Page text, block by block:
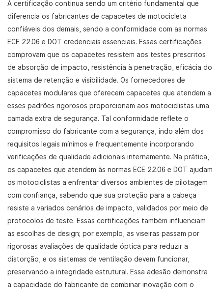
A certificação continua sendo um critério fundamental que
diferencia os fabricantes de capacetes de motocicleta
confiáveis ​​dos demais, sendo a conformidade com as normas
ECE 22.06 e DOT credenciais essenciais. Essas certificações
comprovam que os capacetes resistem aos testes prescritos
de absorção de impacto, resistência à penetração, eficácia do
sistema de retenção e visibilidade. Os fornecedores de
capacetes modulares que oferecem capacetes que atendem a
esses padrões rigorosos proporcionam aos motociclistas uma
camada extra de segurança. Tal conformidade reflete o
compromisso do fabricante com a segurança, indo além dos
requisitos legais mínimos e frequentemente incorporando
verificações de qualidade adicionais internamente. Na prática,
os capacetes que atendem às normas ECE 22.06 e DOT ajudam
os motociclistas a enfrentar diversos ambientes de pilotagem
com confiança, sabendo que sua proteção para a cabeça
resiste a variados cenários de impacto, validados por meio de
protocolos de teste. Essas certificações também influenciam
as escolhas de design; por exemplo, as viseiras passam por
rigorosas avaliações de qualidade óptica para reduzir a
distorção, e os sistemas de ventilação devem funcionar,
preservando a integridade estrutural. Essa adesão demonstra
a capacidade do fabricante de combinar inovação com o